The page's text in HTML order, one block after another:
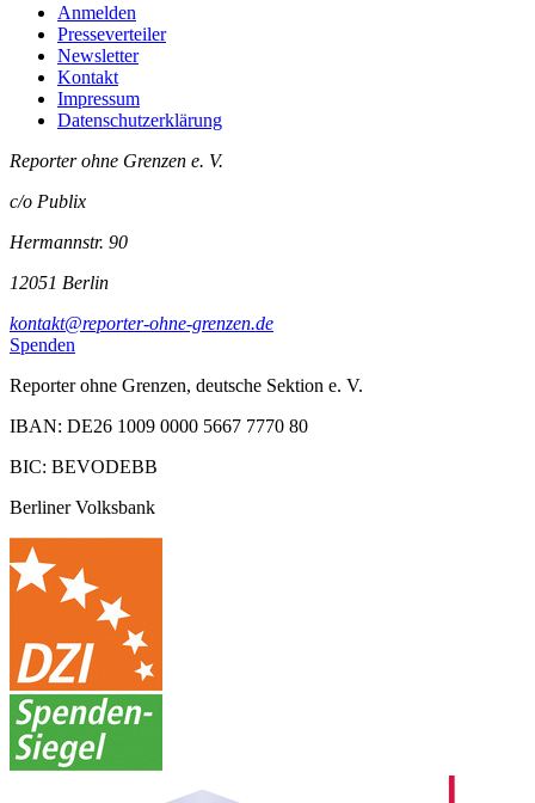
Anmelden
Presseverteiler
Newsletter
Kontakt
Impressum
Datenschutzerklärung
Reporter ohne Grenzen e. V.
c/o Publix
Hermannstr. 90
12051 Berlin
kontakt@reporter-ohne-grenzen.de
Spenden
Reporter ohne Grenzen, deutsche Sektion e. V.
IBAN: DE26 1009 0000 5667 7770 80
BIC: BEVODEBB
Berliner Volksbank